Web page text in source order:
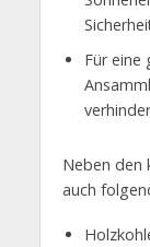
Für eine
Neben den
auch